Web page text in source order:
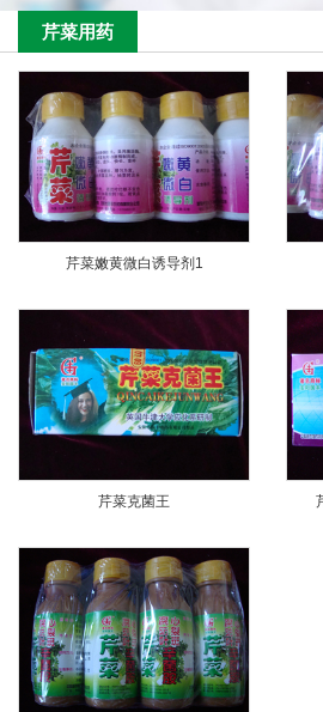
芹菜用药
芹菜嫩黄微白诱导剂1
芹菜克菌王